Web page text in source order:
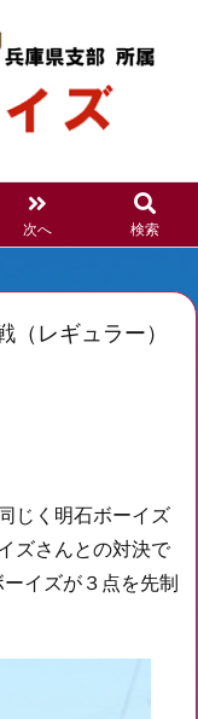
次へ 検索
レギュラー）
じく明石ボーイズ
ズさんとの対決で
イズが３点を先制